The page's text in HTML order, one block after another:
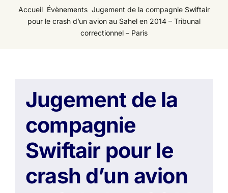
Accueil Évènements Jugement de la compagnie Swiftair
pour le crash d’un avion au Sahel en 2014 – Tribunal
correctionnel – Paris
Jugement de la
compagnie
Swiftair pour le
crash d’un avion